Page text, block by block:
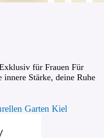
für Frauen Für
innere Stärke, deine Ruhe
Garten Kiel